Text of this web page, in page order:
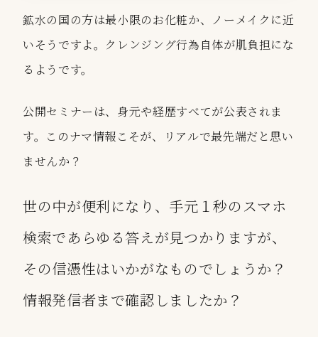
鉱水の国の方は最小限のお化粧か、ノーメイクに近
いそうですよ。クレンジング行為自体が肌負担にな
るようです。
公開セミナーは、身元や経歴すべてが公表されま
す。このナマ情報こそが、リアルで最先端だと思い
ませんか？
世の中が便利になり、手元１秒のスマホ
検索であらゆる答えが見つかりますが、
その信憑性はいかがなものでしょうか？
情報発信者まで確認しましたか？